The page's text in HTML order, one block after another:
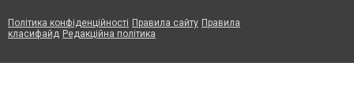
Політика конфіденційності Правила сайту Правила
класифайд Редакційна політика